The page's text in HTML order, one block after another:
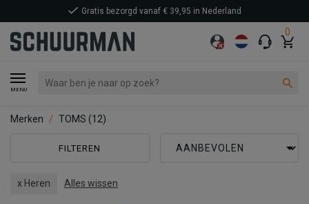
0
MENU
Gratis bezorgd vanaf € 39,95 in Nederland
Merken TOMS (12)
FILTEREN
x Heren Alles wissen